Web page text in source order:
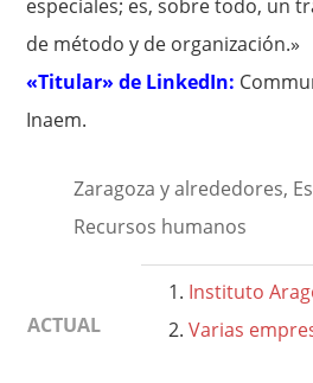
especiales; es, sobre todo, un
de método y de organización.»
«Titular» de LinkedIn:
Inaem.
Zaragoza y alrededores,
Recursos humanos
ACTUAL
Instituto
Varias